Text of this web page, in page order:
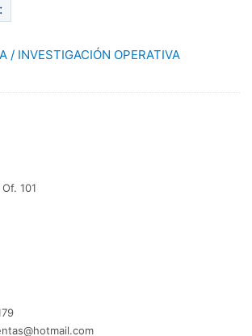
/ INVESTIGACIÓN OPERATIVA
101